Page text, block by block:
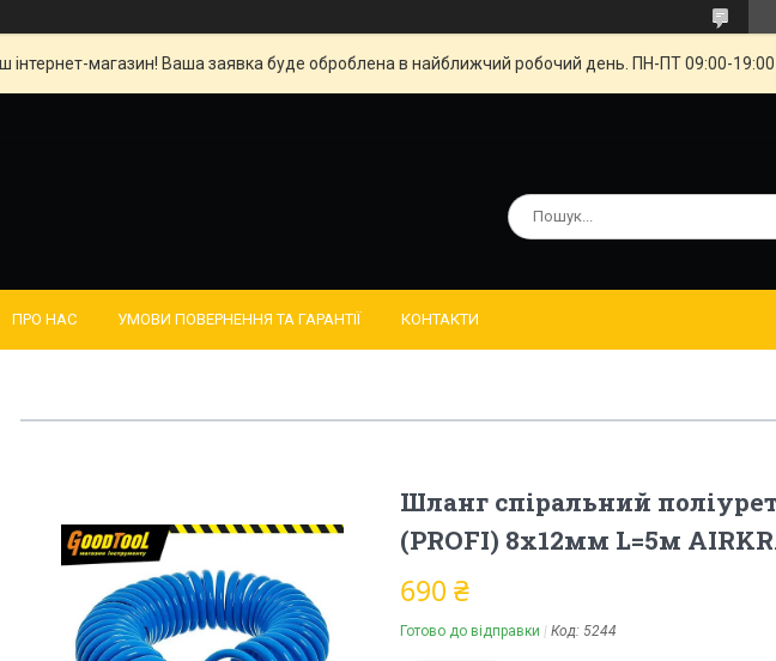
інтернет-магазин! Ваша заявка буде оброблена в найближчий робочий день. ПН-ПТ 09:00-
ПРО НАС УМОВИ ПОВЕРНЕННЯ ТА ГАРАНТІЇ КОНТАКТИ
Шланг спіральний
(PROFI) 8х12мм L=5м
690 ₴
Готово до відправки Код: 5244